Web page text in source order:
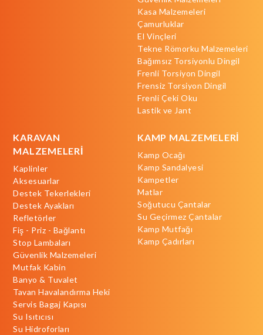
Kasa Malzemeleri
Çamurluklar
El Vinçleri
Tekne Römorku Malzemeleri
Bağımsız Torsiyonlu Dingil
Frenli Torsiyon Dingil
Frensiz Torsiyon Dingil
Frenli Çeki Oku
Lastik ve Jant
KARAVAN
MALZEMELERİ
Kaplinler
Aksesuarlar
Destek Tekerlekleri
Destek Ayakları
Refletörler
Fiş - Priz - Bağlantı
Stop Lambaları
Güvenlik Malzemeleri
Mutfak Kabin
Banyo & Tuvalet
Tavan Havalandırma Heki
Servis Bagaj Kapısı
Su Isıtıcısı
Su Hidroforları
KAMP MALZEMELERİ
Kamp Ocağı
Kamp Sandalyesi
Kampetler
Matlar
Soğutucu Çantalar
Su Geçirmez Çantalar
Kamp Mutfağı
Kamp Çadırları